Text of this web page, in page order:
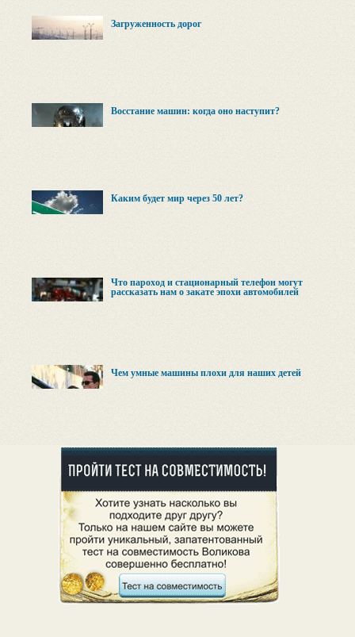
Загруженность дорог
Восстание машин: когда оно наступит?
Каким будет мир через 50 лет?
Что пароход и стационарный телефон могут
рассказать нам о закате эпохи автомобилей
Чем умные машины плохи для наших детей